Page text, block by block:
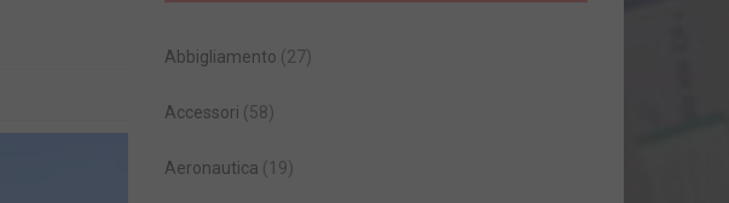
Abbigliamento (27)
Accessori (58)
Aeronautica (19)